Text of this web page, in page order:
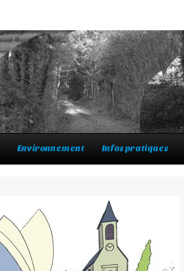
Environnement Infos pratiques